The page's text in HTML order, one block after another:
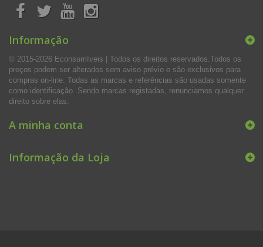
Informação
© 2015-2026 Econsumíveis | Todos os direitos reservados.Todos os
preços podem ser alterados sem aviso prévio e são exclusivos para
compras on-line. Todas as marcas e referências são usadas somente
como identificação. Sendo marcas registadas, renunciamos qualquer
direito sobre elas.
A minha conta
Informação da Loja